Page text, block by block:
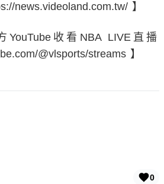
news.videoland.com.tw/ 】
收看NBA LIVE直播
@vlsports/streams 】
0